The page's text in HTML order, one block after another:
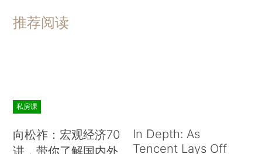
推荐阅读
私房课
向松祚：宏观经济70
讲，带你了解国内外
In Depth: As
Tencent Lays Off